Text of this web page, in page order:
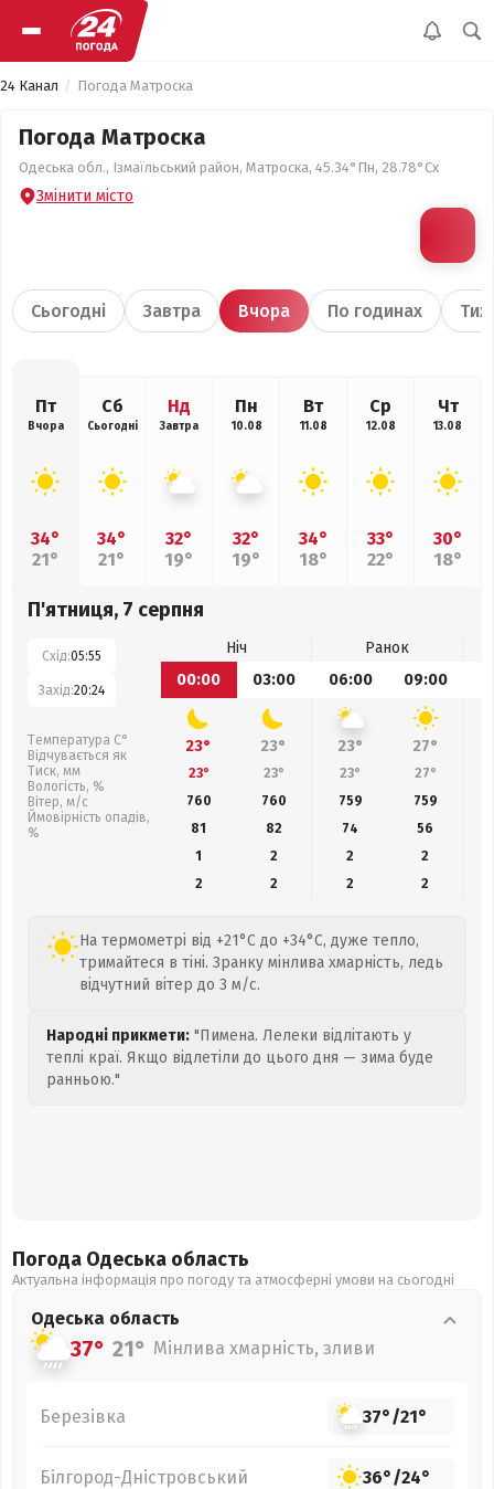
24 Канал Погода Матроска
Погода Матроска
Одеська обл., Ізмаїльський район, Матроска, 45.34°Пн, 28.78°Сх
Змінити місто
Сьогодні Завтра Вчора По годинах
Пт
Вчора
34°
21°
Сб
Сьогодні
34°
21°
Нд
Завтра
32°
19°
Пн
10.08
32°
19°
Вт
11.08
34°
18°
Ср
12.08
33°
22°
Чт
13.08
30°
18°
П'ятниця, 7 серпня
Схід:05:55
Захід:20:24
Температура С°
Відчувається як
Тиск, мм
Вологість, %
Вітер, м/с
Ймовірність опадів,
%
Ніч
Ранок
00:00
03:00 06:00 09:00
23° 23° 23° 27°
23° 23° 23° 27°
760
760 759 759
81
82 74 56
1
2 2
2
2
2 2 2
На термометрі від +21°C до +34°C, дуже тепло,
тримайтеся в тіні. Зранку мінлива хмарність, ледь
відчутний вітер до 3 м/с.
Народні прикмети: "Пимена. Лелеки відлітають у
теплі краї. Якщо відлетіли до цього дня — зима буде
ранньою."
Погода Одеська область
Актуальна інформація про погоду та атмосферні умови на сьогодні
Одеська область
37° 21° Мінлива хмарність, зливи
Березівка 37°/21°
Білгород-Дністровський 36°/24°